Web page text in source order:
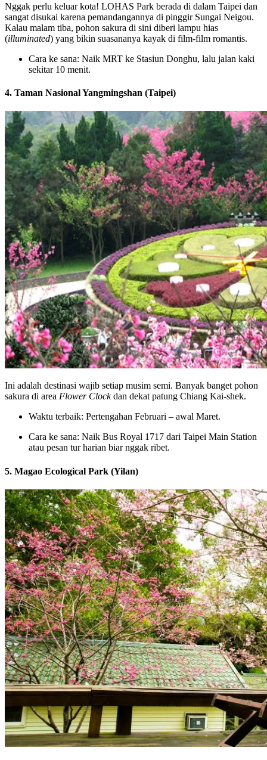
Nggak perlu keluar kota! LOHAS Park berada di dalam Taipei dan
sangat disukai karena pemandangannya di pinggir Sungai Neigou.
Kalau malam tiba, pohon sakura di sini diberi lampu hias
(illuminated) yang bikin suasananya kayak di film-film romantis.
Cara ke sana: Naik MRT ke Stasiun Donghu, lalu jalan kaki
sekitar 10 menit.
4. Taman Nasional Yangmingshan (Taipei)
Ini adalah destinasi wajib setiap musim semi. Banyak banget pohon
sakura di area Flower Clockdan dekat patung Chiang Kai-shek.
Waktu terbaik: Pertengahan Februari – awal Maret.
Cara ke sana: Naik Bus Royal 1717 dari Taipei Main Station
atau pesan tur harian biar nggak ribet.
5. Magao Ecological Park (Yilan)